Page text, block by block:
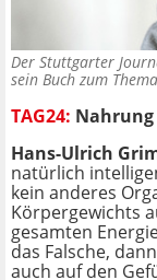
Der Stuttgarter
sein Buch zum
TAG24:
Hans-Ulrich
natürlich
kein anderes
Körpergewichts
gesamten
das Falsche,
auch auf den